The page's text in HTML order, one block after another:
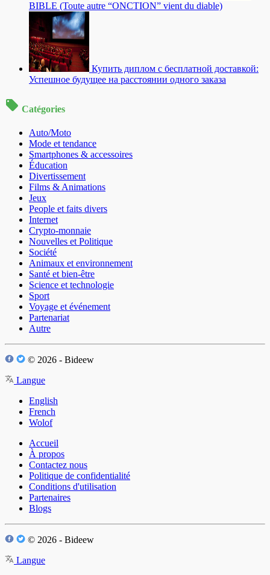
BIBLE (Toute autre “ONCTION” vient du diable)
Купить диплом с бесплатной доставкой:
Успешное будущее на расстоянии одного заказа
Catégories
Auto/Moto
Mode et tendance
Smartphones & accessoires
Éducation
Divertissement
Films & Animations
Jeux
People et faits divers
Internet
Crypto-monnaie
Nouvelles et Politique
Société
Animaux et environnement
Santé et bien-être
Science et technologie
Sport
Voyage et événement
Partenariat
Autre
© 2026 - Bideew
Langue
English
French
Wolof
Accueil
À propos
Contactez nous
Politique de confidentialité
Conditions d'utilisation
Partenaires
Blogs
© 2026 - Bideew
Langue